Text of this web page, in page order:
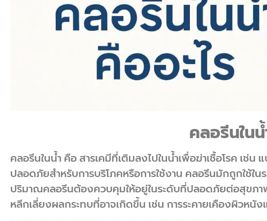
คลอรีนในน้
คลอรีนในน้ำ คือ สารเคมีที่เติมลงไปในน้ำเพื่อฆ่าเชื้อโรค เช่น
ปลอดภัยสำหรับการบริโภคหรือการใช้งาน คลอรีนมักถูกใช้ใน
ปริมาณคลอรีนต้องควบคุมให้อยู่ในระดับที่ปลอดภัยต่อสุขภา
หลีกเลี่ยงผลกระทบที่อาจเกิดขึ้น เช่น การระคายเคืองผิวหนั